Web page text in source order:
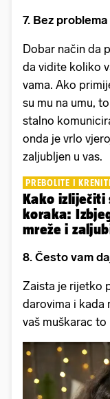
7. Bez
Dobar način da
da vidite koliko
vama. Ako
su mu na umu,
stalno
onda je vrlo
zaljubljen u vas.
PREBOLITE I
Kako izliječiti
koraka:
mreže i
8. Često vam
Zaista je rijetko
darovima i kada
vaš muškarac